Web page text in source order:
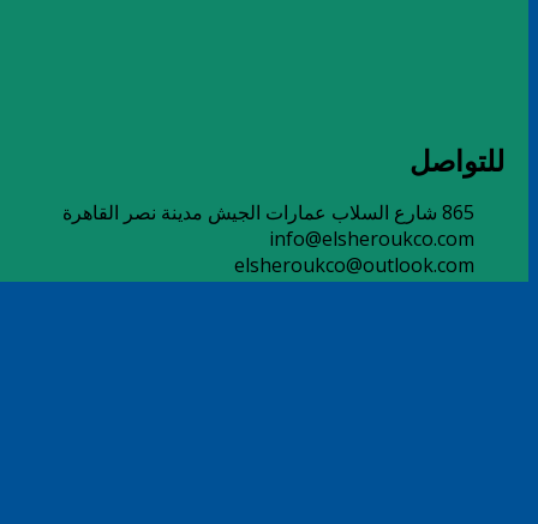
للتواصل
865 شارع السلاب عمارات الجيش مدينة نصر القاهرة
info@elsheroukco.com
elsheroukco@outlook.com